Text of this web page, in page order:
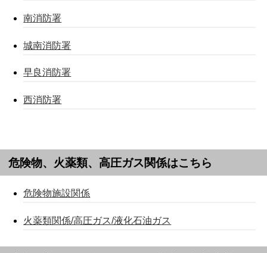
南消防署
城南消防署
早良消防署
西消防署
危険物、火薬類、高圧ガス関係はこちら
危険物施設関係
火薬類関係/高圧ガス/液化石油ガス